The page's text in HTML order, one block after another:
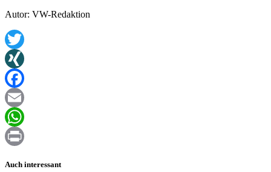
Autor: VW-Redaktion
Twitter
XING
Facebook
Email
WhatsApp
Auch interessant